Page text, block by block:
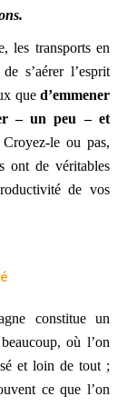
les transports en
s’aérer l’esprit
que d’emmener
– un peu – et
le ou pas,
ont de véritables
de vos
constitue un
où l’on
et loin de tout ;
ce que l’on